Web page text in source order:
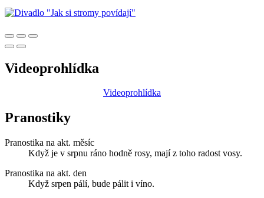
Videoprohlídka
Videoprohlídka
Pranostiky
Pranostika na akt. měsíc
Když je v srpnu ráno hodně rosy, mají z toho radost vosy.
Pranostika na akt. den
Když srpen pálí, bude pálit i víno.